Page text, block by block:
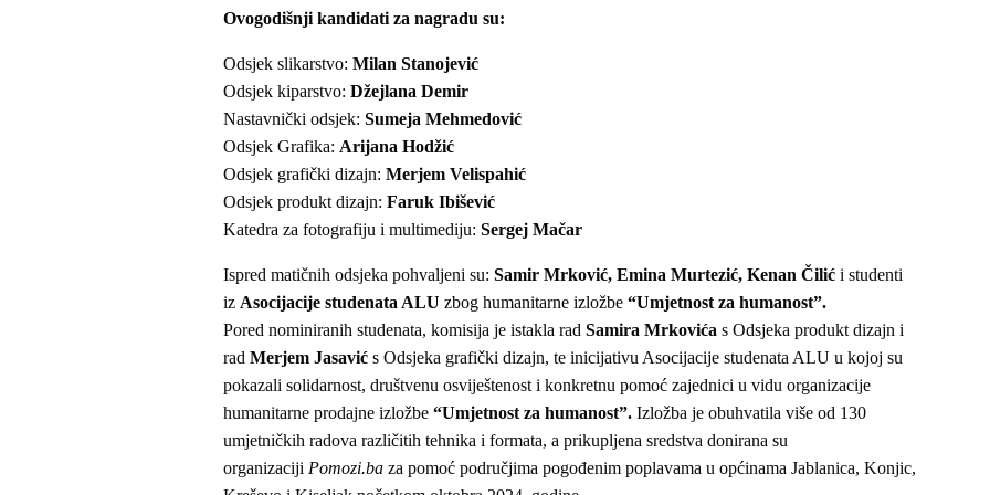
Ovogodišnji kandidati za nagradu su:
Odsjek slikarstvo: Milan Stanojević
Odsjek kiparstvo: Džejlana Demir
Nastavnički odsjek: Sumeja Mehmedović
Odsjek Grafika: Arijana Hodžić
Odsjek grafički dizajn: Merjem Velispahić
Odsjek produkt dizajn: Faruk Ibišević
Katedra za fotografiju i multimediju: Sergej Mačar
Ispred matičnih odsjeka pohvaljeni su: Samir Mrković, Emina Murtezić, Kenan Čilić i studenti
iz Asocijacije studenata ALU zbog humanitarne izložbe “Umjetnost za humanost”.
Pored nominiranih studenata, komisija je istakla rad Samira Mrkovića s Odsjeka produkt dizajn i
rad Merjem Jasavić s Odsjeka grafički dizajn, te inicijativu Asocijacije studenata ALU u kojoj su
pokazali solidarnost, društvenu osviještenost i konkretnu pomoć zajednici u vidu organizacije
humanitarne prodajne izložbe “Umjetnost za humanost”. Izložba je obuhvatila više od 130
umjetničkih radova različitih tehnika i formata, a prikupljena sredstva donirana su
organizaciji Pomozi.ba za pomoć područjima pogođenim poplavama u općinama Jablanica, Konjic,